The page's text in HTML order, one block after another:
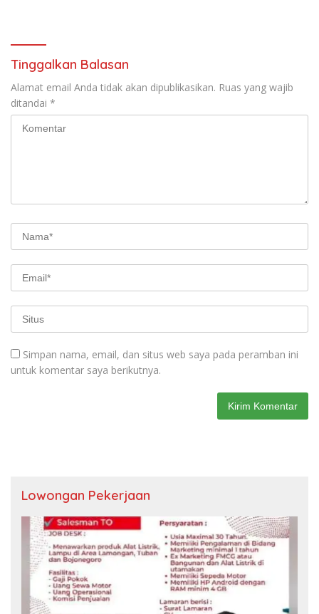
Tinggalkan Balasan
Alamat email Anda tidak akan dipublikasikan. Ruas yang wajib
ditandai *
Simpan nama, email, dan situs web saya pada peramban ini
untuk komentar saya berikutnya.
Lowongan Pekerjaan